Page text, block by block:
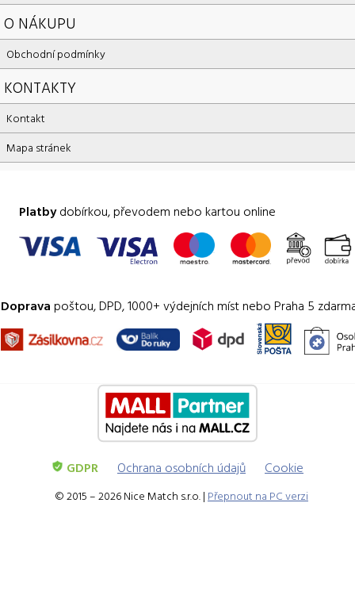
O NÁKUPU
Obchodní podmínky
KONTAKTY
Kontakt
Mapa stránek
Platbydobírkou, převodem nebo kartou online
Doprava poštou, DPD, 1000+ výdejních míst nebo Praha 5
GDPR Ochrana osobních údajů Cookie
© 2015 – 2026 Nice Match s.r.o. | Přepnout na PC verzi